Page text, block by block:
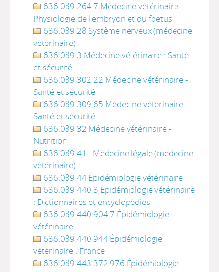
636.089 264 7 Médecine vétérinaire -
Physiologie de l'embryon et du foetus
636.089 28 Système nerveux (médecine
vétérinaire)
636.089 3 Médecine vétérinaire : Santé
et sécurité
636.089 302 22 Médecine vétérinaire -
Santé et sécurité
636.089 309 65 Médecine vétérinaire -
Santé et sécurité
636.089 32 Médecine vétérinaire -
Nutrition
636.089 41 - Médecine légale (médecine
vétérinaire)
636.089 44 Épidémiologie vétérinaire
636.089 440 3 Épidémiologie vétérinaire
: Dictionnaires et encyclopédies
636.089 440 904 7 Épidémiologie
vétérinaire
636.089 440 944 Épidémiologie
vétérinaire : France
636.089 443 372 976 Épidémiologie